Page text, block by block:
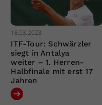
18.03.2023
ITF-Tour: Schwärzler
siegt in Antalya
weiter – 1. Herren-
Halbfinale mit erst 17
Jahren